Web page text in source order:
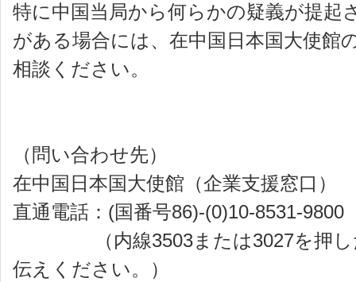
特に中国当局から何らかの疑義が提起
がある場合には、在中国日本国大使館
相談ください。
（問い合わせ先）
在中国日本国大使館（企業支援窓口）
直通電話：(国番号86)-(0)10-8531-9800
（内線3503または3027を押した
伝えください。）